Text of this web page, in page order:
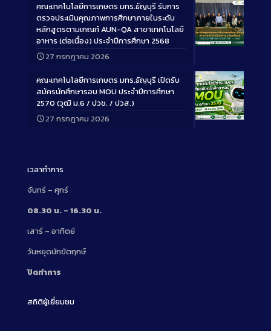
Long
คณะเทคโนโลยีการเกษตร มทร.ธัญบุรี รับการ
ตรวจประเมินคุณภาพการศึกษาภายในระดับ
หลักสูตรตามเกณฑ์ AUN-QA สาขาเทคโนโลยี
อาหาร (ต่อเนื่อง) ประจำปีการศึกษา 2568
27 กรกฎาคม 2026
Long
คณะเทคโนโลยีการเกษตร มทร.ธัญบุรี เปิดรับ
สมัครนักศึกษารอบ MOU ประจำปีการศึกษา
2570 (วุฒิ ม.6 / ปวช. / ปวส.)
27 กรกฎาคม 2026
เวลาทำการ
จันทร์ – ศุกร์
08.30 น. – 16.30 น.
เสาร์ – อาทิตย์
วันหยุดนักขัตฤกษ์
ปิดทำการ
สถิติผู้เยี่ยมชม